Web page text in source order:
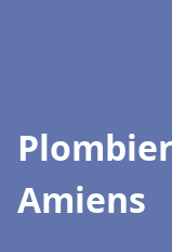
Amiens